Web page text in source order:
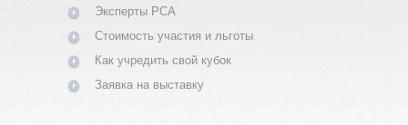
Эксперты PCA
Стоимость участия и льготы
Как учредить свой кубок
Заявка на выставку